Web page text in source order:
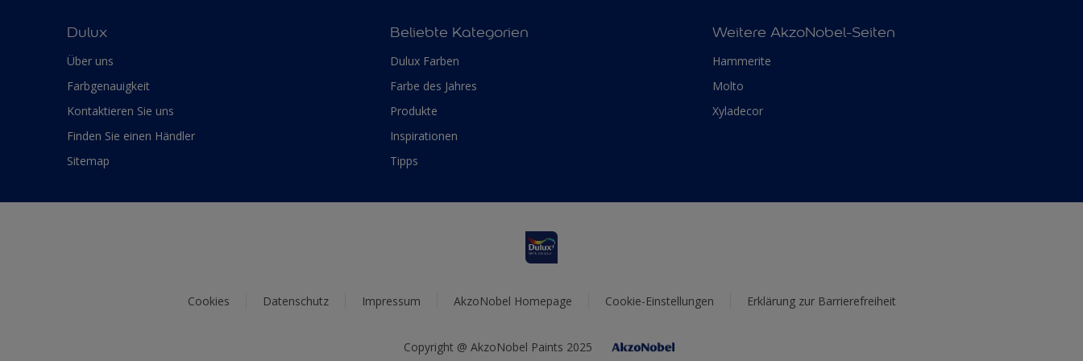
Dulux
Über uns
Farbgenauigkeit
Kontaktieren Sie uns
Finden Sie einen Händler
Sitemap
Beliebte Kategorien
Dulux Farben
Farbe des Jahres
Produkte
Inspirationen
Tipps
Weitere AkzoNobel-Seiten
Hammerite
Molto
Xyladecor
Cookies Datenschutz Impressum AkzoNobel Homepage Cookie-Einstellungen Erklärung zur Barrierefreiheit
Copyright @ AkzoNobel Paints 2025